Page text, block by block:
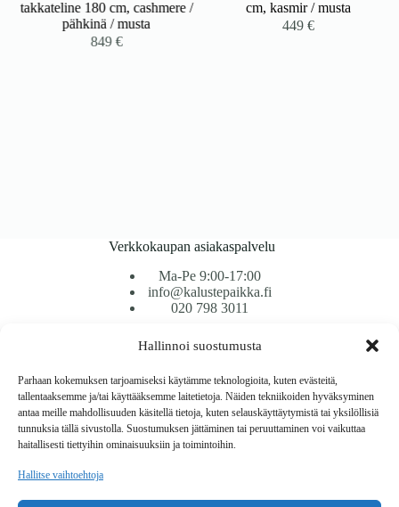
Hallinnoi suostumusta
Parhaan kokemuksen tarjoamiseksi käytämme teknologioita, kuten evästeitä,
tallentaaksemme ja/tai käyttääksemme laitetietoja. Näiden tekniikoiden hyväksyminen
antaa meille mahdollisuuden käsitellä tietoja, kuten selauskäyttäytymistä tai yksilöllisiä
tunnuksia tällä sivustolla. Suostumuksen jättäminen tai peruuttaminen voi vaikuttaa
haitallisesti tiettyihin ominaisuuksiin ja toimintoihin.
Hallitse vaihtoehtoja
takkateline 180 cm, cashmere /
pähkinä / musta
849€
cm, kasmir / musta
449€
Verkkokaupan asiakaspalvelu
Ma-Pe 9:00-17:00
info@kalustepaikka.fi
020 798 3011
Tavarantoimitus / Maksutavat
Toimitustavat
Maksutavat
Vaihto ja palautus
Reklamaatiot